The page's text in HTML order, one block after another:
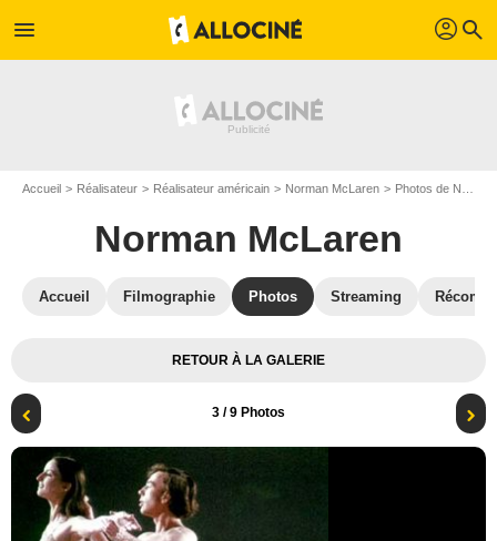
menu profil search
Accueil Réalisateur Réalisateur américain Norman McLaren Photos de Norman McLaren
Norman McLaren
Accueil Filmographie Photos Streaming
RETOUR À LA GALERIE
3 / 9 Photos